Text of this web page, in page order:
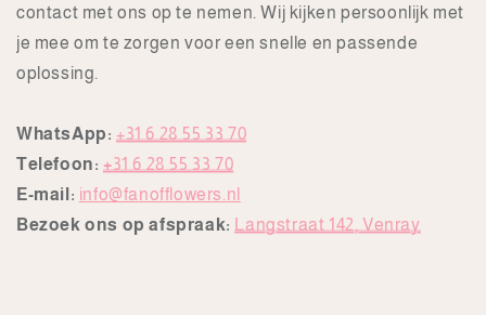
contact met ons op te nemen. Wij kijken persoonlijk met
je mee om te zorgen voor een snelle en passende
oplossing.
WhatsApp: +31 6 28 55 33 70
Telefoon: +31 6 28 55 33 70
E-mail: info@fanofflowers.nl
Bezoek ons op afspraak: Langstraat 142, Venray